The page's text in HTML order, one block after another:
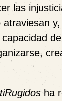
las
ha